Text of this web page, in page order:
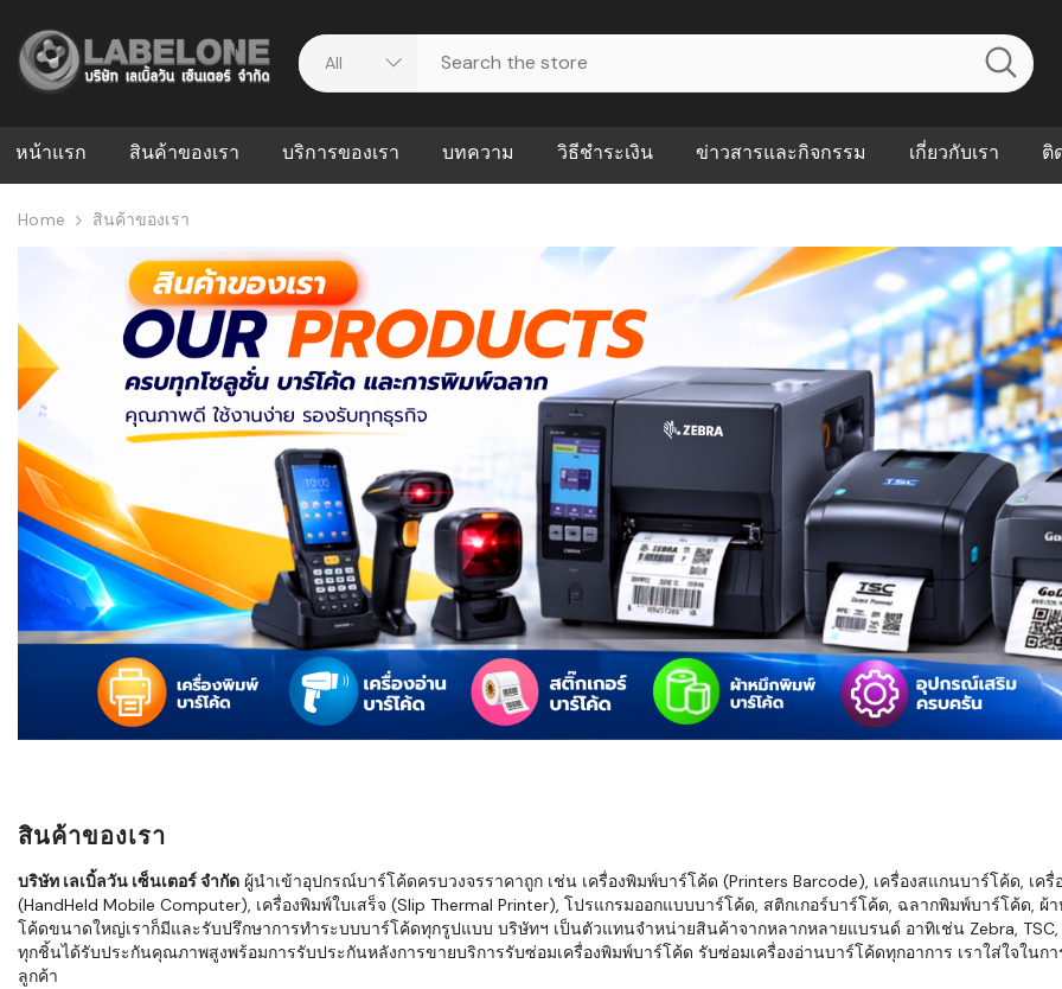
หน้าแรก สินค้าของเรา บริการของเรา
ดาวน์โหลดไดร์เวอร์
วีดีโอแนะนำ
บทความ
บริหารคลังสินค้าที่ช่วยลด
สต็อกแบบ Real-time
ปัญหาคลังสินค้าที่บอกว่า
ธุรกิจของคุณควรเริ่มใช้
WMS กับ ERP ต่างกัน
อย่างไร? ทำไมหลายธุรกิจ
ต้องใช้ร่วมกัน
ใช้ Excel คุมสต็อก กับใช้
WMS ต่างกันอย่างไร?
แบบไหนเหมาะกับธุรกิจที่
กำลังเติบโต
ขั้นตอนการทำงานของ
WMS ตั้งแต่รับสินค้า จัด
เก็บ หยิบ แพ็ก จนถึงจัดส่ง
อย่างไร
WMS สำหรับธุรกิจ 3PL,
ค้าส่ง และ E-Commerce:
วิธีชำระเงิน ข่าวสารและกิจกรรม เกี่ยวกับเรา
FAQs
Our Customer
ติ
Home สินค้าของเรา
สินค้าของเรา
บริษัท เลเบิ้ลวัน เซ็นเตอร์ จำกัด ผู้นำเข้าอุปกรณ์บาร์โค้ดครบวงจรราคาถูก เช่น เครื่องพิมพ์บาร์โค้ด (Printers Barcode), เครื่องสแกนบาร์โค้ด, เค
(HandHeld Mobile Computer), เครื่องพิมพ์ใบเสร็จ (Slip Thermal Printer), โปรแกรมออกแบบบาร์โค้ด, สติกเกอร์บาร์โค้ด, ฉลากพิมพ์บาร์โค้ด,
โค้ดขนาดใหญ่เราก็มีและรับปรึกษาการทำระบบบาร์โค้ดทุกรูปแบบ บริษัทฯ เป็นตัวแทนจำหน่ายสินค้าจากหลากหลายแบรนด์ อาทิเช่น Zebra, TSC,
ทุกชิ้นได้รับประกันคุณภาพสูงพร้อมการรับประกันหลังการขายบริการรับซ่อมเครื่องพิมพ์บาร์โค้ด รับซ่อมเครื่องอ่านบาร์โค้ดทุกอาการ เราใส่ใจใน
ลูกค้า